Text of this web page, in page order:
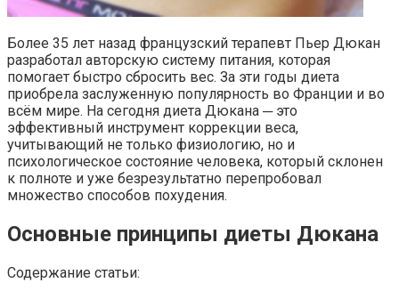
Более 35 лет назад французский терапевт Пьер Дюкан
разработал авторскую систему питания, которая
помогает быстро сбросить вес. За эти годы диета
приобрела заслуженную популярность во Франции и во
всём мире. На сегодня диета Дюкана ─ это
эффективный инструмент коррекции веса,
учитывающий не только физиологию, но и
психологическое состояние человека, который склонен
к полноте и уже безрезультатно перепробовал
множество способов похудения.
Основные принципы диеты Дюкана
Содержание статьи: